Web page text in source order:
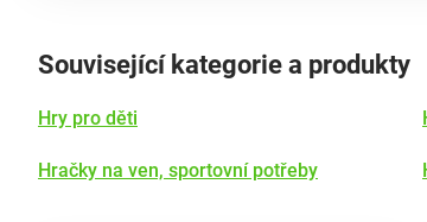
Související kategorie a produkty
Hry pro děti
Hračky na ven, sportovní potřeby